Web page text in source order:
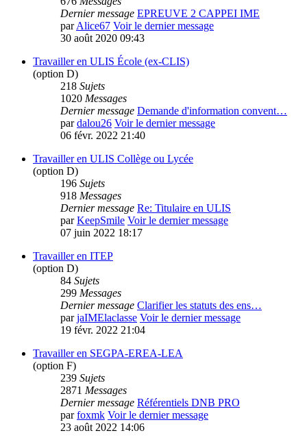
Dernier message EPREUVE 2 CAPPEI IME
parAlice67 Voir le dernier message
30 août 2020 09:43
Travailler en ULIS École (ex-CLIS)
(option D)
218 Sujets
1020 Messages
Dernier message Demande d'information convent…
pardalou26 Voir le dernier message
06 févr. 2022 21:40
Travailler en ULIS Collège ou Lycée
(option D)
196 Sujets
918 Messages
Dernier message Re: Titulaire en ULIS
parKeepSmile Voir le dernier message
07 juin 2022 18:17
Travailler en ITEP
(option D)
84 Sujets
299 Messages
Dernier message Clarifier les statuts des ens…
parjaIMElaclasse Voir le dernier message
19 févr. 2022 21:04
Travailler en SEGPA-EREA-LEA
(option F)
239 Sujets
2871 Messages
Dernier message Référentiels DNB PRO
parfoxmk Voir le dernier message
23 août 2022 14:06